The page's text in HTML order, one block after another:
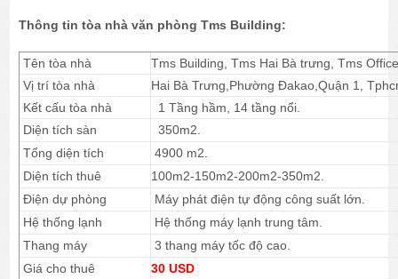
Thông tin tòa nhà văn phòng Tms Building:
Tên tòa nhà
Tms Building, Tms Hai Bà trưng, Tms
Vị trí tòa nhà
Hai Bà Trưng,Phường Đakao,Quận 1,
Kết cấu tòa nhà
1 Tầng hầm, 14 tầng nổi.
Diện tích sàn
350m2.
Tổng diện tích
4900 m2.
Diện tích thuê
100m2-150m2-200m2-350m2.
Điện dự phòng
Máy phát điện tự động công suất lớn.
Hệ thống lạnh
Hệ thống máy lạnh trung tâm.
Thang máy
3 thang máy tốc độ cao.
Giá cho thuê
30 USD